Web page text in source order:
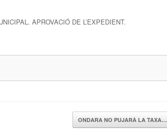
APROVACIÓ DE L’EXPEDIENT.
ONDARA NO PUJARÀ LA TAXA…